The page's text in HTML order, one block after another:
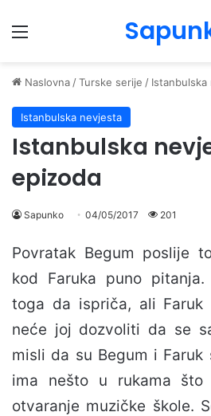
Menu
Naslovna /Turske serije / Istanbulska
Istanbulska nevjesta
Istanbulska
epizoda
Sapunko 04/05/2017 201
Povratak Begum poslije
kod Faruka puno
toga da ispriča, ali Faruk
neće joj dozvoliti da se
misli da su Begum i
ima nešto u rukama što
otvaranje muzičke škole.